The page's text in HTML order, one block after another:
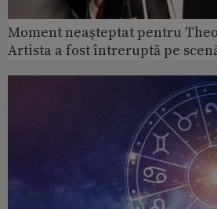
Moment neașteptat pentru
Artista a fost întreruptă pe